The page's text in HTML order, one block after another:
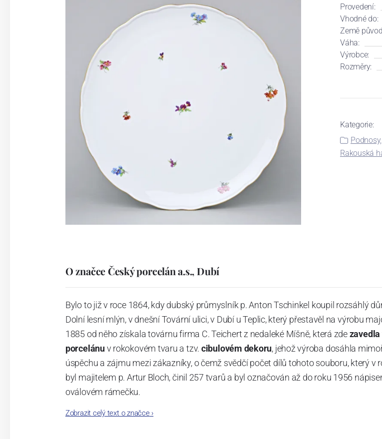
Provedení:
Vhodné do:
Země
Váha:
Výrobce:
Rozměry:
Kategorie:
Rakouská
O značce Český porcelán a.s., Dubí
Bylo to již v roce 1864, kdy dubský průmyslník p. Anton Tschinkel koupil rozsáhlý
Dolní lesní mlýn, v dnešní Tovární ulici, v Dubí u Teplic, který přestavěl na výrobu
1885 od něho získala továrnu firma C. Teichert z nedaleké Míšně, která zdezavedla
porcelánuv rokokovém tvaru a tzv. cibulovém dekoru, jehož výroba dosáhla
úspěchu a zájmu mezi zákazníky, o čemž svědčí počet dílů tohoto souboru, který v
byl majitelem p. Artur Bloch, činil 257 tvarů a byl označován až do roku 1956
oválovém rámečku.
Dnes, kdy čtete tento úvod, nese firma název
Zobrazit celý text o značce›